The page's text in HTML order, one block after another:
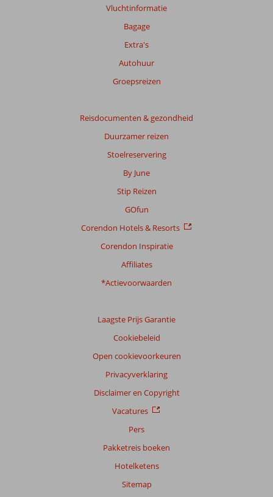
Vluchtinformatie
Bagage
Extra's
Autohuur
Groepsreizen
Reisdocumenten & gezondheid
Duurzamer reizen
Stoelreservering
By June
Stip Reizen
GOfun
Corendon Hotels & Resorts
Corendon Inspiratie
Affiliates
*Actievoorwaarden
Laagste Prijs Garantie
Cookiebeleid
Open cookievoorkeuren
Privacyverklaring
Disclaimer en Copyright
Vacatures
Pers
Pakketreis boeken
Hotelketens
Sitemap